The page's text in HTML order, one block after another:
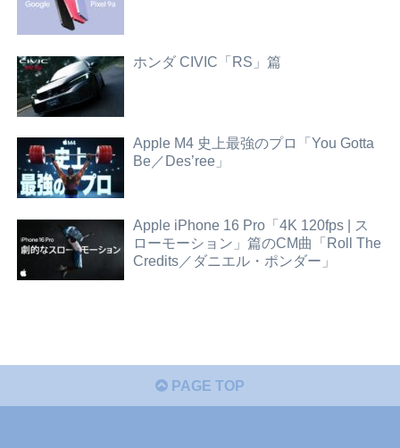
ホンダ CIVIC「RS」篇
Apple M4 史上最強のプロ「You Gotta
Be／Des’ree」
Apple iPhone 16 Pro「4K 120fps | ス
ローモーション」篇のCM曲「Roll The
Credits／ダニエル・ポンダー」
PAGE TOP